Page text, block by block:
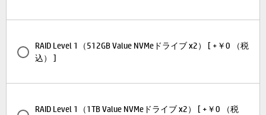
RAID Level 1（512GB Value NVMeドライブ x2） [ +￥0 （税
込） ]
RAID Level 1（1TB Value NVMeドライブ x2） [ +￥0 （税